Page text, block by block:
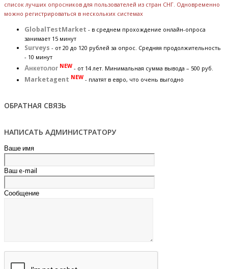
список лучших опросников для пользователей из стран СНГ. Одновременно
можно регистрироваться в нескольких системах
GlobalTestMarket - в среднем прохождение онлайн-опроса
занимает 15 минут
Surveys - от 20 до 120 рублей за опрос. Средняя продолжительность
- 10 минут
Анкетолог NEW - от 14 лет. Минимальная сумма вывода – 500 руб.
Marketagent NEW - платят в евро, что очень выгодно
ОБРАТНАЯ СВЯЗЬ
НАПИСАТЬ АДМИНИСТРАТОРУ
Ваше имя
Ваш e-mail
Сообщение